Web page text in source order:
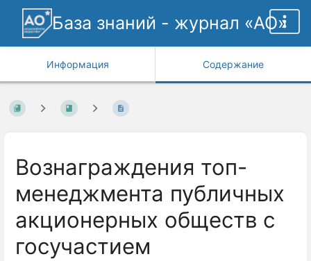
База знаний - журнал «АО»
Информация Содержание
Вознаграждения топ-
менеджмента публичных
акционерных обществ с
госучастием